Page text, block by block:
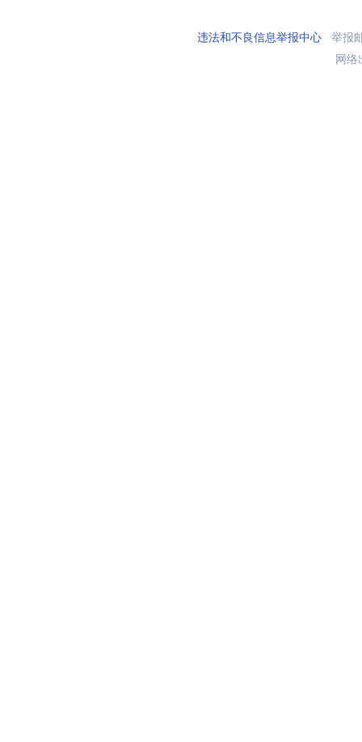
违法和不良信息举报中心举报
网